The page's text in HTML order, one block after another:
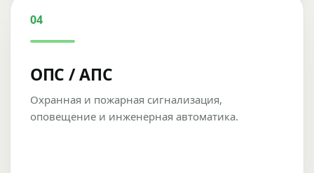
04
ОПС / АПС
Охранная и пожарная сигнализация,
оповещение и инженерная автоматика.